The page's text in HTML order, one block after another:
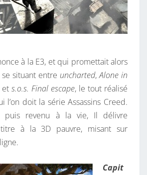
à la E3, et qui promettait alors
situant entre uncharted,Alone in
et s.o.s. Final escape, le tout réalisé
l’on doit la série Assassins Creed.
puis revenu à la vie, Il délivre
à la 3D pauvre, misant sur
Capit